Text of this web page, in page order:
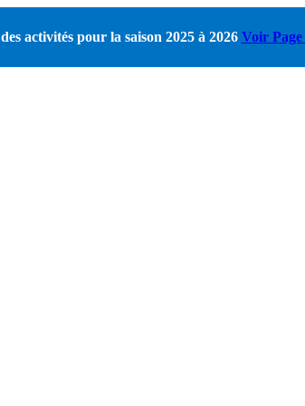
activités pour la saison 2025 à 2026 Voir Page